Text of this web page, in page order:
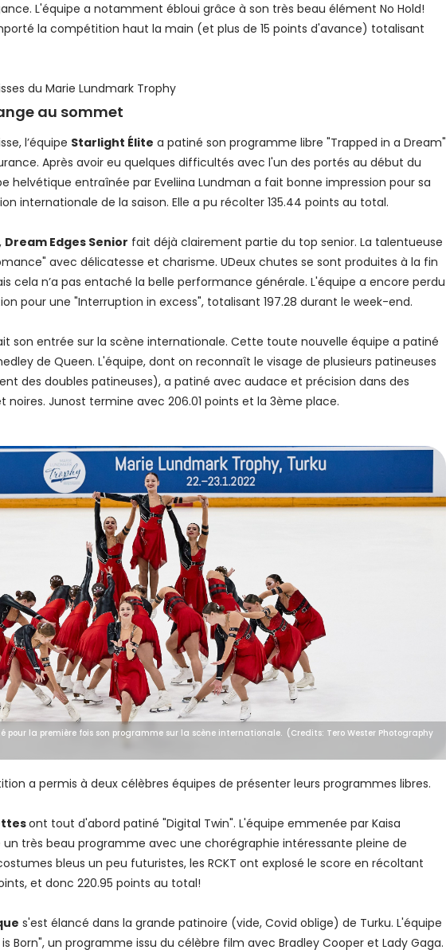
L'équipe a notamment ébloui grâce à son très beau élément No Hold!
la compétition haut la main (et plus de 15 points d'avance) totalisant
du Marie Lundmark Trophy
au sommet
l’équipe Starlight Élite a patiné son programme libre "Trapped in a Dream"
Après avoir eu quelques difficultés avec l'un des portés au début du
helvétique entraînée par Eveliina Lundman a fait bonne impression pour sa
internationale de la saison. Elle a pu récolter 135.44 points au total.
Dream Edges Senior fait déjà clairement partie du top senior. La talentueuse
avec délicatesse et charisme. UDeux chutes se sont produites à la fin
cela n’a pas entaché la belle performance générale. L'équipe a encore perdu
pour une "Interruption in excess", totalisant 197.28 durant le week-end.
son entrée sur la scène internationale. Cette toute nouvelle équipe a patiné
de Queen. L'équipe, dont on reconnaît le visage de plusieurs patineuses
des doubles patineuses), a patiné avec audace et précision dans des
noires. Junost termine avec 206.01 points et la 3ème place.
pour la première fois son programme sur la scène internationale. (Credits: Tero Wester Photography
a permis à deux célèbres équipes de présenter leurs programmes libres.
ont tout d'abord patiné "Digital Twin". L'équipe emmenée par Kaisa
un très beau programme avec une chorégraphie intéressante pleine de
bleus un peu futuristes, les RCKT ont explosé le score en récoltant
et donc 220.95 points au total!
s'est élancé dans la grande patinoire (vide, Covid oblige) de Turku. L'équipe
Born", un programme issu du célèbre film avec Bradley Cooper et Lady Gaga.